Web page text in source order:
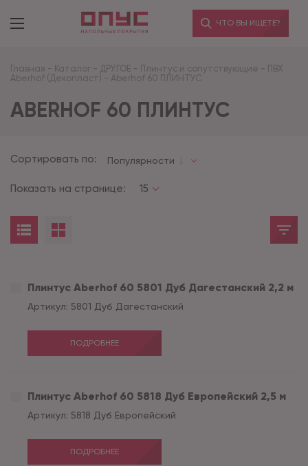
ЧТО ВЫ ИЩЕТЕ?
Главная - Каталог - ДРУГОЕ - Плинтус и сопутствующие - ПВХ
Aberhof (Декопласт) - Aberhof 60 ПЛИНТУС
ABERHOF 60 ПЛИНТУС
Сортировать по: Популярности
Показать на странице: 15
Плинтус Aberhof 60 5801 Дуб Дагестанский 2,2 м
Артикул: 5801 Дуб Дагестанский
ПОДРОБНЕЕ
Плинтус Aberhof 60 5818 Дуб Европейский 2,5 м
Артикул: 5818 Дуб Европейский
ПОДРОБНЕЕ